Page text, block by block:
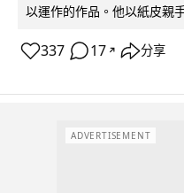
以運作的作品。他以紙皮親
337 17 ↗ 分享
ADVERTISEMENT